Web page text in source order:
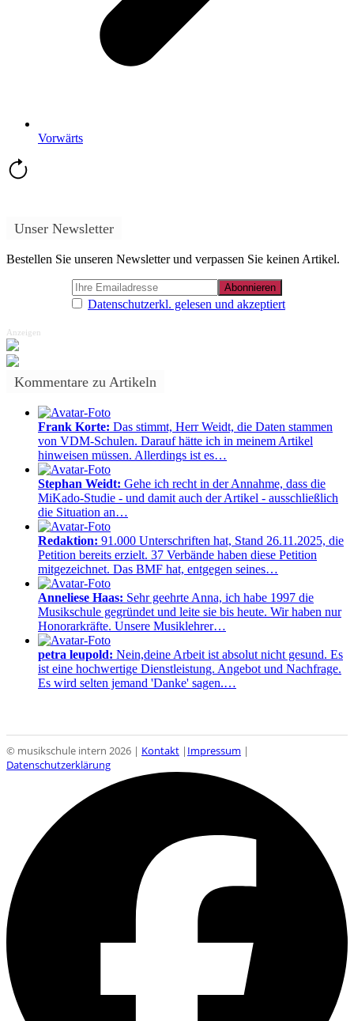
Vorwärts
Unser Newsletter
Bestellen Sie unseren Newsletter und verpassen Sie keinen Artikel.
Datenschutzerkl. gelesen und akzeptiert
Anzeigen
Kommentare zu Artikeln
Frank Korte: Das stimmt, Herr Weidt, die Daten stammen
von VDM-Schulen. Darauf hätte ich in meinem Artikel
hinweisen müssen. Allerdings ist es…
Stephan Weidt: Gehe ich recht in der Annahme, dass die
MiKado-Studie - und damit auch der Artikel - ausschließlich
die Situation an…
Redaktion: 91.000 Unterschriften hat, Stand 26.11.2025, die
Petition bereits erzielt. 37 Verbände haben diese Petition
mitgezeichnet. Das BMF hat, entgegen seines…
Anneliese Haas: Sehr geehrte Anna, ich habe 1997 die
Musikschule gegründet und leite sie bis heute. Wir haben nur
Honorarkräfte. Unsere Musiklehrer…
petra leupold: Nein,deine Arbeit ist absolut nicht gesund. Es
ist eine hochwertige Dienstleistung. Angebot und Nachfrage.
Es wird selten jemand 'Danke' sagen.…
© musikschule intern 2026 | Kontakt | Impressum |
Datenschutzerklärung